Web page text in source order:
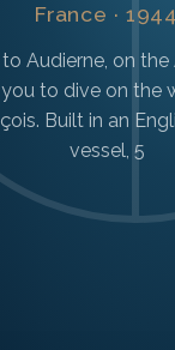
France · 1944
Audierne, on
you to dive on the
Built in an
vessel, 5